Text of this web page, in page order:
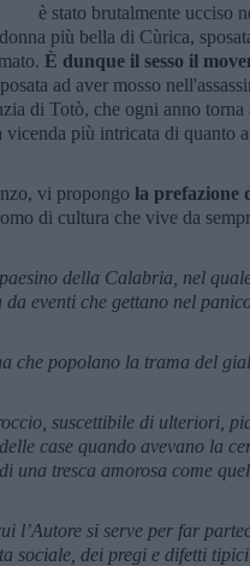
è stato brutalmente ucciso
più bella di Cùrica,
È dunque il sesso il
ad aver mosso
di Totò, che ogni anno torna
più intricata di quanto
vi propongo la prefazione
di cultura che vive da
della Calabria, nel
eventi che gettano nel
che popolano la trama del
suscettibile di ulteriori,
case quando avevano la
una tresca amorosa come
l’Autore si serve per far
sociale, dei pregi e difetti